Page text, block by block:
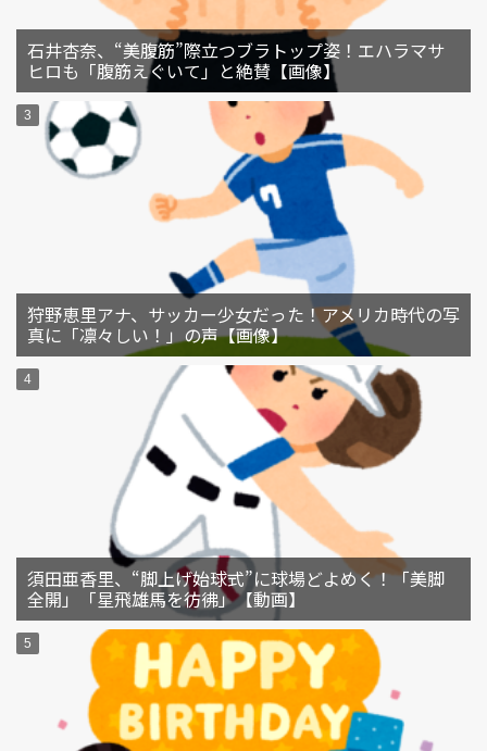
石井杏奈、“美腹筋”際立つブラトップ姿！エハラマサ
ヒロも「腹筋えぐいて」と絶賛【画像】
狩野恵里アナ、サッカー少女だった！アメリカ時代の写
真に「凛々しい！」の声【画像】
須田亜香里、“脚上げ始球式”に球場どよめく！「美脚
全開」「星飛雄馬を彷彿」【動画】